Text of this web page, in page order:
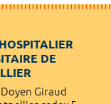
DE
Giraud